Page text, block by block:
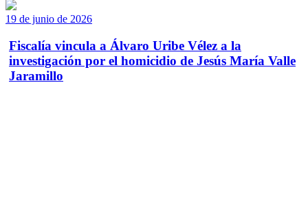
19 de junio de 2026
Fiscalía vincula a Álvaro Uribe Vélez a la
investigación por el homicidio de Jesús María Valle
Jaramillo